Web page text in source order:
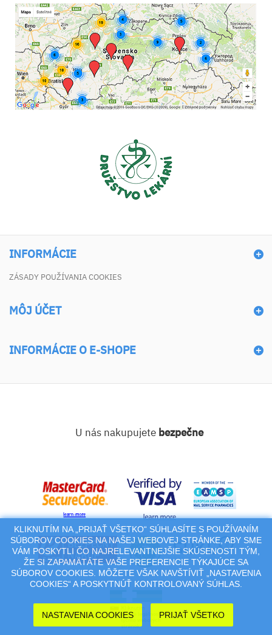
INFORMÁCIE
ZÁSADY POUŽÍVANIA COOKIES
MÔJ ÚČET
INFORMÁCIE O E-SHOPE
KLIKNUTÍM NA „PRIJAŤ VŠETKO“ SÚHLASÍTE S POUŽÍVANÍM
SÚBOROV COOKIES NA NAŠEJ WEBOVEJ STRÁNKE, ABY SME
VÁM POSKYTLI ČO NAJRELEVANTNEJŠIE SKÚSENOSTI TÝM,
ŽE SI ZAPAMÄTÁTE VAŠE PREFERENCIE TÝKAJÚCE SA
SÚBOROV COOKIES. MÔŽETE VŠAK NAVŠTÍVIŤ „NASTAVENIA
COOKIES“ A POSKYTNÚŤ KONTROLOVANÝ SÚHLAS.
NASTAVENIA COOKIES PRIJAŤ VŠETKO
U nás nakupujete bezpečne